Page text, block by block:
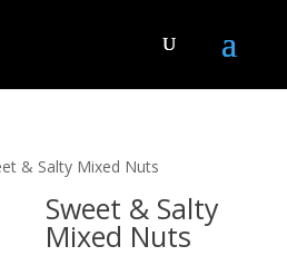
& Salty Mixed Nuts
Sweet & Salty
Mixed Nuts